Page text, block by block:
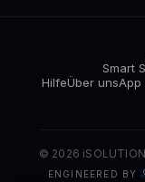
Smart
HilfeÜber unsApp
© 2026
ENGINEERED BY